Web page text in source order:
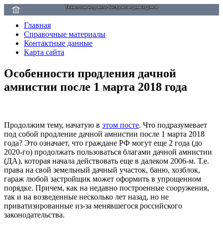
Главная
Справочные материалы
Контактные данные
Карта сайта
Особенности продления дачной
амнистии после 1 марта 2018 года
Продолжим тему, начатую в этом посте. Что подразумевает
под собой продление дачной амнистии после 1 марта 2018
года? Это означает, что граждане РФ могут еще 2 года (до
2020-го) продолжать пользоваться благами дачной амнистии
(ДА), которая начала действовать еще в далеком 2006-м. Т.е.
права на свой земельный дачный участок, баню, хозблок,
гараж любой застройщик может оформить в упрощенном
порядке. Причем, как на недавно построенные сооружения,
так и на возведенные несколько лет назад, но не
приватизированные из-за менявшегося российского
законодательства.